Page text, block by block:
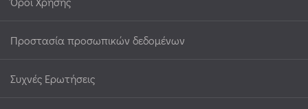
Προστασία προσωπικών δεδομένων
Συχνές Ερωτήσεις